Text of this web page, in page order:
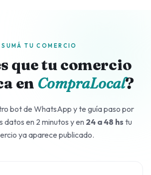
SUMÁ TU COMERCIO
que tu comercio
en CompraLocal?
bot de WhatsApp y te guía paso por
datos en 2 minutos y en 24 a 48 hs tu
ya aparece publicado.